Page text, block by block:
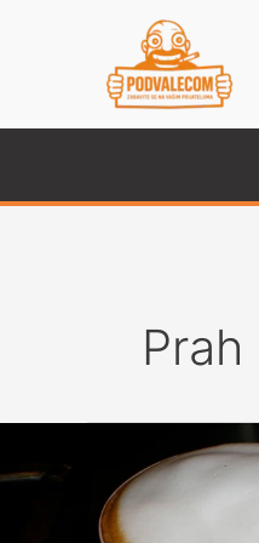
Prah